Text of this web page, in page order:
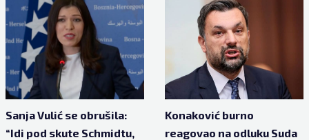
Sanja Vulić se obrušila:
“Idi pod skute Schmidtu,
Konaković burno
reagovao na odluku Suda